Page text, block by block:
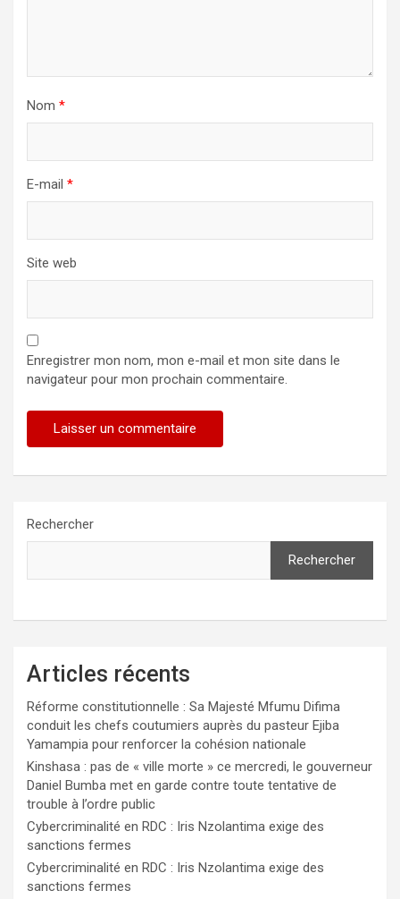
Nom *
E-mail *
Site web
Enregistrer mon nom, mon e-mail et mon site dans le
navigateur pour mon prochain commentaire.
Rechercher
Rechercher
Articles récents
Réforme constitutionnelle : Sa Majesté Mfumu Difima
conduit les chefs coutumiers auprès du pasteur Ejiba
Yamampia pour renforcer la cohésion nationale
Kinshasa : pas de « ville morte » ce mercredi, le gouverneur
Daniel Bumba met en garde contre toute tentative de
trouble à l’ordre public
Cybercriminalité en RDC : Iris Nzolantima exige des
sanctions fermes
Cybercriminalité en RDC : Iris Nzolantima exige des
sanctions fermes